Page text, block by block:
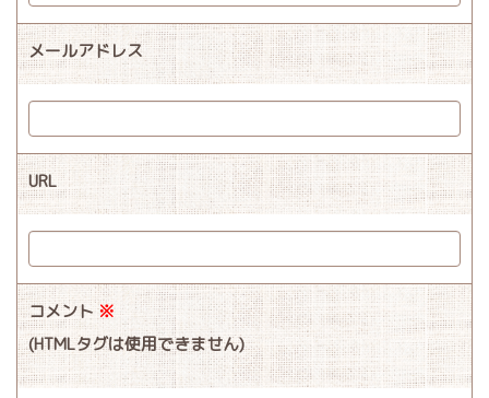
メールアドレス
URL
コメント※
(HTMLタグは使用できません)